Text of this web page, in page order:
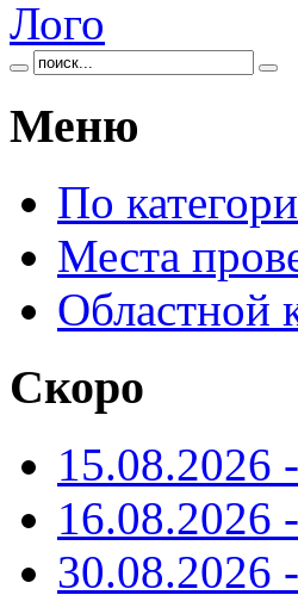
Меню
По
Места
Областной
Скоро
15.08.2026
16.08.2026
30.08.2026